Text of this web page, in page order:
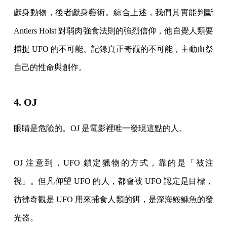
獻身動物，後者獻身藝術。綜合上述，我們其實能判斷
Antlers Holst 對弱肉強食法則的強烈信仰，他自覺人類要
捕捉 UFO 的不可能、記錄真正奇觀的不可能，主動血祭
自己的性命與創作。
4. OJ
眼睛是危險的。OJ 是電影裡唯一發現這點的人。
OJ 注意到，UFO 鎖定獵物的方式，靠的是「被注
視」。但凡仰望 UFO 的人，都會被 UFO 認定是目標，
彷彿奇觀是 UFO 用來捕食人類的餌，是深海鮟鱇魚的發
光器。